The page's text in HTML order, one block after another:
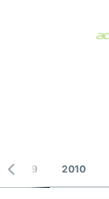
2009 2010